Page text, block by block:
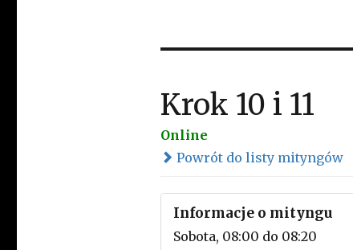
Krok 10 i 11
Online
Powrót do listy mityngów
Informacje o mityngu
Sobota, 08:00 do 08:20